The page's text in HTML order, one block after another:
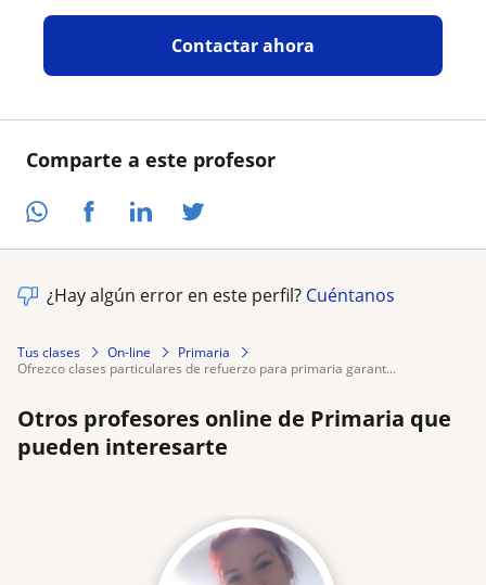
Comparte a este profesor
Contactar ahora
¿Hay algún error en este perfil? Cuéntanos
Tus clases On-line
Primaria
ofrezco clases particulares de refuerzo para primaria garant...
Otros profesores online de Primaria que
pueden interesarte